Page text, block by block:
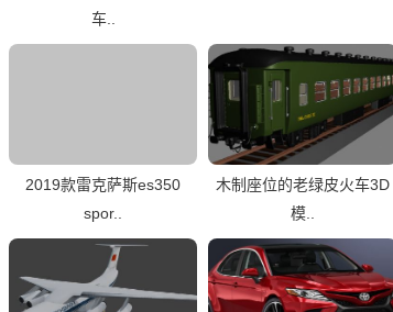
车..
2019款雷克萨斯es350
spor..
木制座位的老绿皮火车3D
模..